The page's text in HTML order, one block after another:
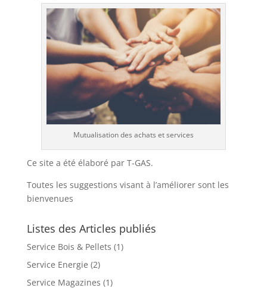
Mutualisation des achats et services
Ce site a été élaboré par T-GAS.
Toutes les suggestions visant à l’améliorer sont les
bienvenues
Listes des Articles publiés
Service Bois & Pellets (1)
Service Energie (2)
Service Magazines (1)